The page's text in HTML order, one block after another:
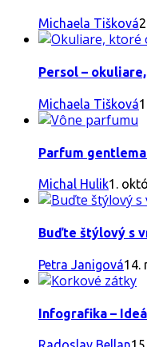
Michaela Tišková
Persol –
Michaela Tišková
Parfum
Michal Hulik1.
Buďte štýlový s
Petra Janigová14.
Infografika –